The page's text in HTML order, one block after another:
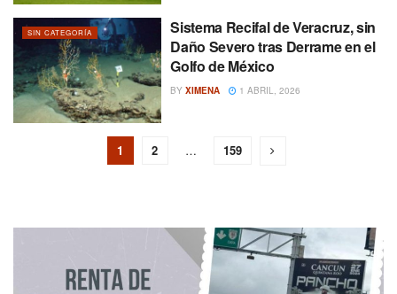
SIN CATEGORÍA
Sistema Recifal de Veracruz, sin
Daño Severo tras Derrame en el
Golfo de México
BY XIMENA 1 ABRIL, 2026
1 2 … 159